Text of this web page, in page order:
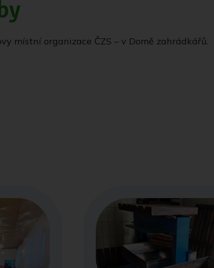
místní organizace ČZS – v Domě zahrádkářů.